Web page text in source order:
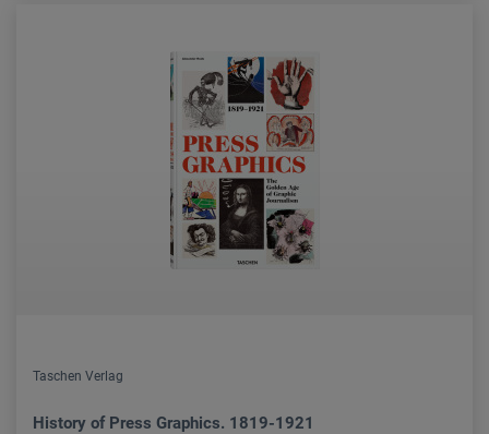
Taschen Verlag
History of Press Graphics. 1819-1921